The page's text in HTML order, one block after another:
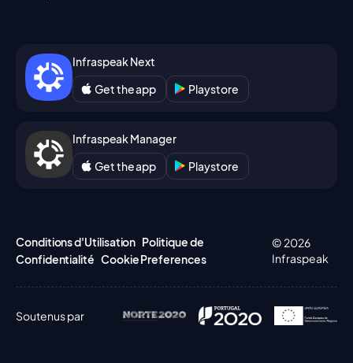
Infraspeak Next
Get the app
Playstore
Infraspeak Manager
Get the app
Playstore
Conditions d'Utilisation Politique de
Confidentialité Cookie Preferences
© 2026
Infraspeak
Soutenus par